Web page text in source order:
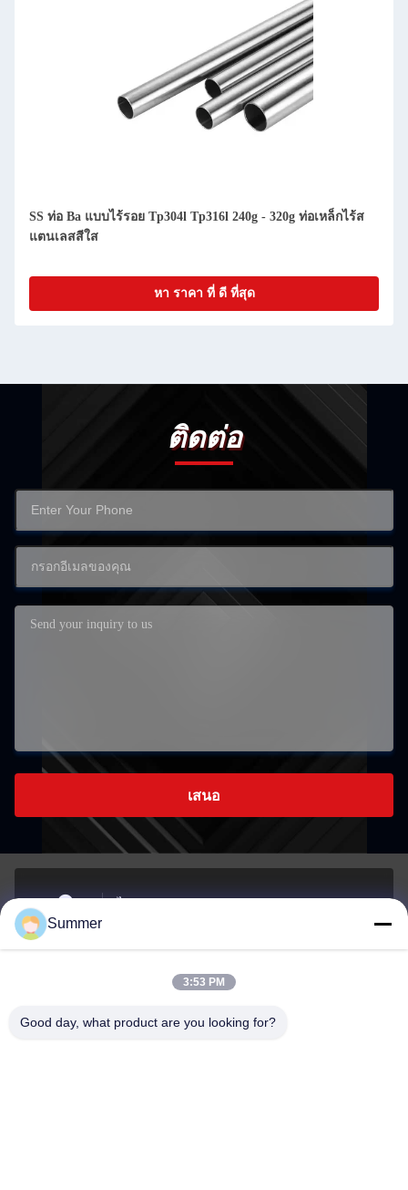
SS ท่อ Ba แบบไร้รอย Tp304l Tp316l 240g - 320g ท่อเหล็กไร้ส
แตนเลสสีใส
หา ราคา ที่ ดี ที่สุด
ติดต่อ
เสนอ
ที่อยู่
YONGZHONG STREET, เขต Longwan, WENZHOU, จีน
อีเมล
sale2@zhejiangyuhao.com
Summer
3:53 PM
Good day, what product are you looking for?